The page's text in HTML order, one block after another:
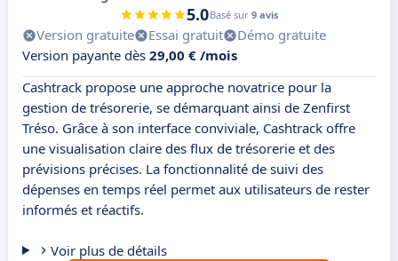
5.0Basé sur 9 avis
Version gratuite Essai gratuit
Démo gratuite
Version payante dès 29,00 € /mois
Cashtrack propose une approche novatrice pour la
gestion de trésorerie, se démarquant ainsi de Zenfirst
Tréso. Grâce à son interface conviviale, Cashtrack offre
une visualisation claire des flux de trésorerie et des
prévisions précises. La fonctionnalité de suivi des
dépenses en temps réel permet aux utilisateurs de rester
informés et réactifs.
Voir plus de détails